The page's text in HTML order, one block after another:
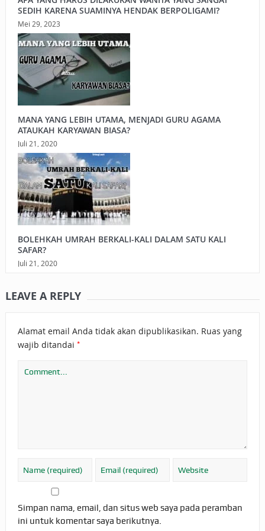
SEDIH KARENA SUAMINYA HENDAK BERPOLIGAMI?
Mei 29, 2023
MANA YANG LEBIH UTAMA, MENJADI GURU AGAMA
ATAUKAH KARYAWAN BIASA?
Juli 21, 2020
BOLEHKAH UMRAH BERKALI-KALI DALAM SATU KALI
SAFAR?
Juli 21, 2020
LEAVE A REPLY
Alamat email Anda tidak akan dipublikasikan. Ruas yang
wajib ditandai *
Simpan nama, email, dan situs web saya pada peramban
ini untuk komentar saya berikutnya.